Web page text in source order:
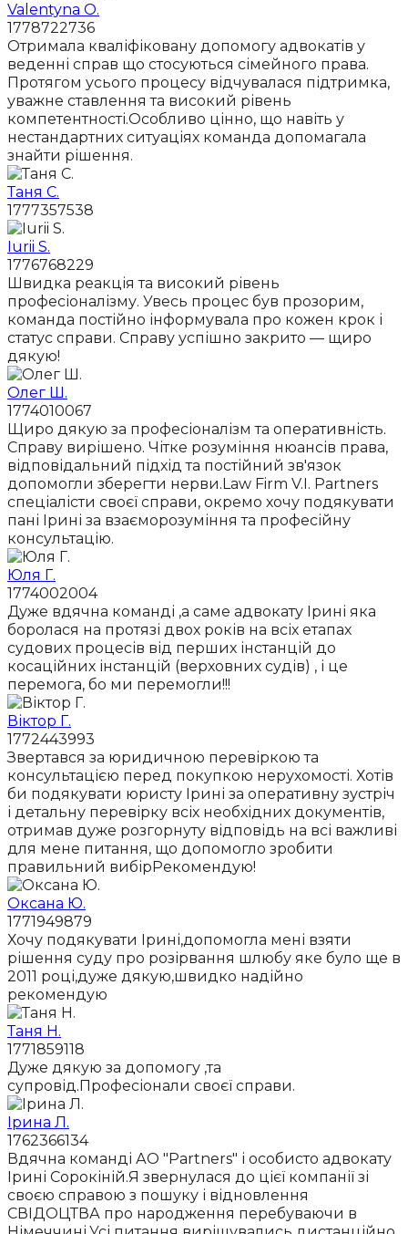
Valentyna O.
1778722736
Отримала кваліфіковану допомогу адвокатів у
веденні справ що стосуються сімейного права.
Протягом усього процесу відчувалася підтримка,
уважне ставлення та високий рівень
компетентності.Особливо цінно, що навіть у
нестандартних ситуаціях команда допомагала
знайти рішення.
Таня С.
1777357538
Iurii S.
1776768229
Швидка реакція та високий рівень
професіоналізму. Увесь процес був прозорим,
команда постійно інформувала про кожен крок і
статус справи. Справу успішно закрито — щиро
дякую!
Олег Ш.
1774010067
Щиро дякую за професіоналізм та оперативність.
Справу вирішено. Чітке розуміння нюансів права,
відповідальний підхід та постійний зв'язок
допомогли зберегти нерви.Law Firm V.I. Partners
спеціалісти своєї справи, окремо хочу подякувати
пані Ірині за взаєморозуміння та професійну
консультацію.
Юля Г.
1774002004
Дуже вдячна команді ,а саме адвокату Ірині яка
боролася на протязі двох років на всіх етапах
судових процесів від перших інстанцій до
косаційних інстанцій (верховних судів) , і це
перемога, бо ми перемогли!!!
Віктор Г.
1772443993
Звертався за юридичною перевіркою та
консультацією перед покупкою нерухомості. Хотів
би подякувати юристу Ірині за оперативну зустріч
і детальну перевірку всіх необхідних документів,
отримав дуже розгорнуту відповідь на всі важливі
для мене питання, що допомогло зробити
правильний вибірРекомендую!
Оксана Ю.
1771949879
Хочу подякувати Ірині,допомогла мені взяти
рішення суду про розірвання шлюбу яке було ще в
2011 році,дуже дякую,швидко надійно
рекомендую
Таня Н.
1771859118
Дуже дякую за допомогу ,та
супровід.Професіонали своєї справи.
Ірина Л.
1762366134
Вдячна команді АО "Partners" і особисто адвокату
Ірині Сорокіній.Я звернулася до цієї компанії зі
своєю справою з пошуку і відновлення
СВІДОЦТВА про народження перебуваючи в